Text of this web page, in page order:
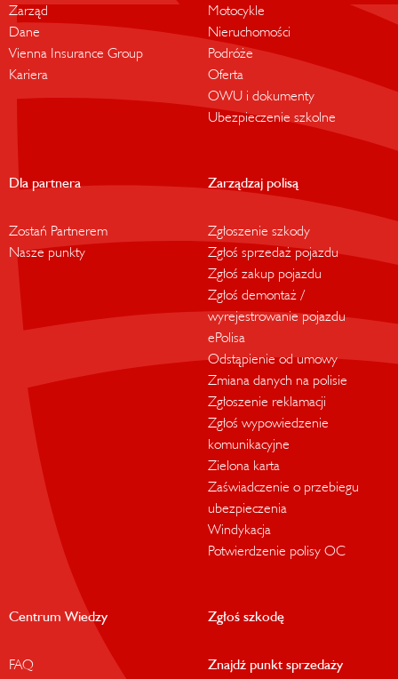
Zarząd
Dane
Vienna Insurance Group
Kariera
Motocykle
Nieruchomości
Podróże
Oferta
OWU i dokumenty
Ubezpieczenie szkolne
Dla partnera
Zostań Partnerem
Nasze punkty
Zarządzaj polisą
Zgłoszenie szkody
Zgłoś sprzedaż pojazdu
Zgłoś zakup pojazdu
Zgłoś demontaż /
wyrejestrowanie pojazdu
ePolisa
Odstąpienie od umowy
Zmiana danych na polisie
Zgłoszenie reklamacji
Zgłoś wypowiedzenie
komunikacyjne
Zielona karta
Zaświadczenie o przebiegu
ubezpieczenia
Windykacja
Potwierdzenie polisy OC
Centrum Wiedzy
FAQ
Zgłoś szkodę
Znajdź punkt sprzedaży